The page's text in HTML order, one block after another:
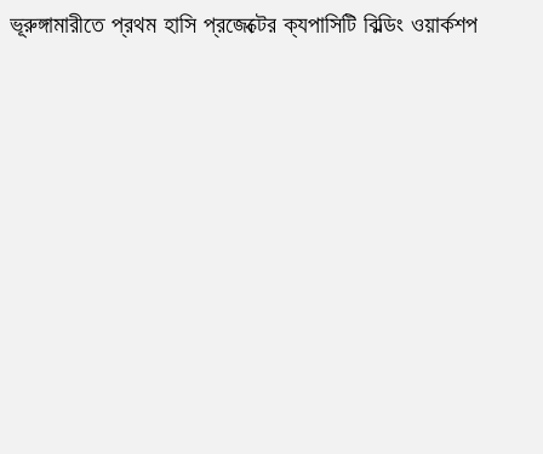
ভূরুঙ্গামারীতে প্রথম হাসি প্রজেক্টের ক্যপাসিটি বিল্ডিং ওয়ার্কশপ